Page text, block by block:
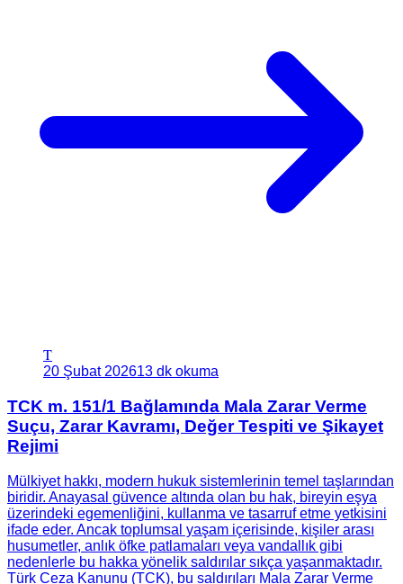
T
20 Şubat 202613 dk okuma
TCK m. 151/1 Bağlamında Mala Zarar Verme
Suçu, Zarar Kavramı, Değer Tespiti ve Şikayet
Rejimi
Mülkiyet hakkı, modern hukuk sistemlerinin temel taşlarından
biridir. Anayasal güvence altında olan bu hak, bireyin eşya
üzerindeki egemenliğini, kullanma ve tasarruf etme yetkisini
ifade eder. Ancak toplumsal yaşam içerisinde, kişiler arası
husumetler, anlık öfke patlamaları veya vandallık gibi
nedenlerle bu hakka yönelik saldırılar sıkça yaşanmaktadır.
Türk Ceza Kanunu (TCK), bu saldırıları Mala Zarar Verme